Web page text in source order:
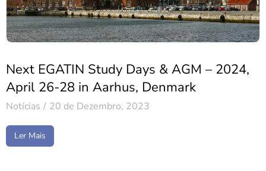
Next EGATIN Study Days & AGM – 2024,
April 26-28 in Aarhus, Denmark
Notícias 20 de Dezembro, 2023
Ler Mais